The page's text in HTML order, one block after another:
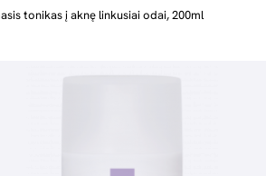
tonikas į aknę linkusiai odai, 200ml